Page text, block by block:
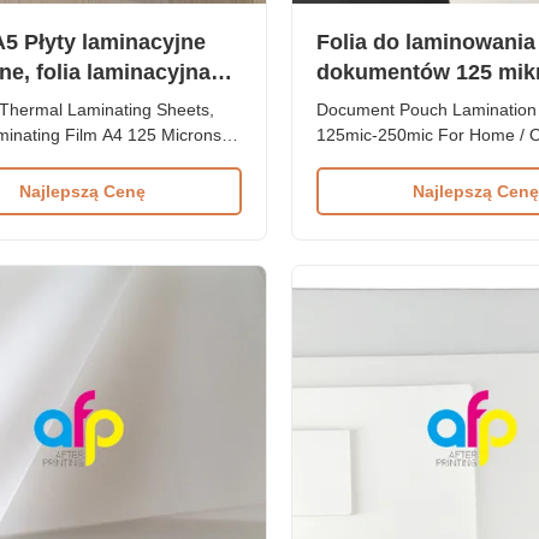
Płyty laminacyjne
folia laminacyjna
/ 150 Mikron
Laminating Sheets,
Film A4 125 Microns /
Laminating Film
pouch laminating film is
Najlepszą Cenę
Folia do laminowania
dokumentów 125
250 mikronów do
Document Pouch
125mic-250mic For Home /
Laminating Pouch Film for
hot/thermal laminating
for various documents and
Najlepszą Cenę